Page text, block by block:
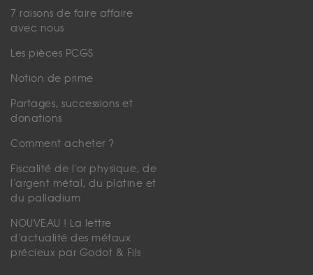
7 raisons de faire affaire
avec nous
Les pièces PCGS
Notion de prime
Partages, successions et
donations
Comment acheter ?
Fiscalité de l'or physique, de
l'argent métal, du platine et
du palladium
NOUVEAU ! La lettre
d'actualité des métaux
précieux par Godot & Fils